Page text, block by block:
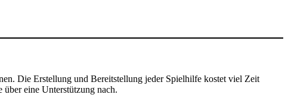
Die Erstellung und Bereitstellung jeder Spielhilfe kostet viel Zeit
eine Unterstützung nach.